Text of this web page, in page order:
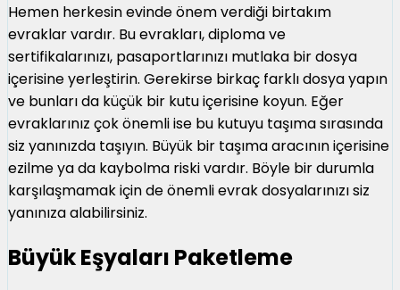
Hemen herkesin evinde önem verdiği birtakım
evraklar vardır. Bu evrakları, diploma ve
sertifikalarınızı, pasaportlarınızı mutlaka bir dosya
içerisine yerleştirin. Gerekirse birkaç farklı dosya yapın
ve bunları da küçük bir kutu içerisine koyun. Eğer
evraklarınız çok önemli ise bu kutuyu taşıma sırasında
siz yanınızda taşıyın. Büyük bir taşıma aracının içerisine
ezilme ya da kaybolma riski vardır. Böyle bir durumla
karşılaşmamak için de önemli evrak dosyalarınızı siz
yanınıza alabilirsiniz.
Büyük Eşyaları Paketleme